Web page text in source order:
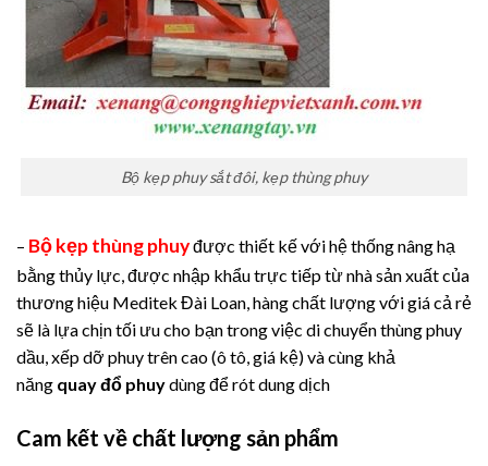
Bộ kẹp phuy sắt đôi, kẹp thùng phuy
– Bộ kẹp thùng phuyđược thiết kế với hệ thống nâng hạ
bằng thủy lực, được nhập khẩu trực tiếp từ nhà sản xuất của
thương hiệu Meditek Đài Loan, hàng chất lượng với giá cả rẻ
sẽ là lựa chịn tối ưu cho bạn trong việc di chuyển thùng phuy
dầu, xếp dỡ phuy trên cao (ô tô, giá kệ) và cùng khả
năng quay đổ phuydùng để rót dung dịch
Cam kết về chất lượng sản phẩm